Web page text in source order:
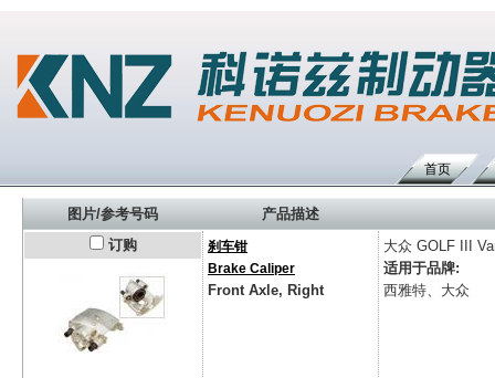
首页
图片/参考号码
产品描述
订购
刹车钳
Brake Caliper
Front Axle, Right
大众 GOLF III
适用于品牌:
西雅特、大众